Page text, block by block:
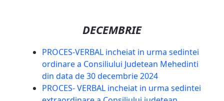
DECEMBRIE
PROCES-VERBAL incheiat in urma sedintei
ordinare a Consiliului Judetean Mehedinti
din data de 30 decembrie 2024
PROCES- VERBAL incheiat in urma sedintei